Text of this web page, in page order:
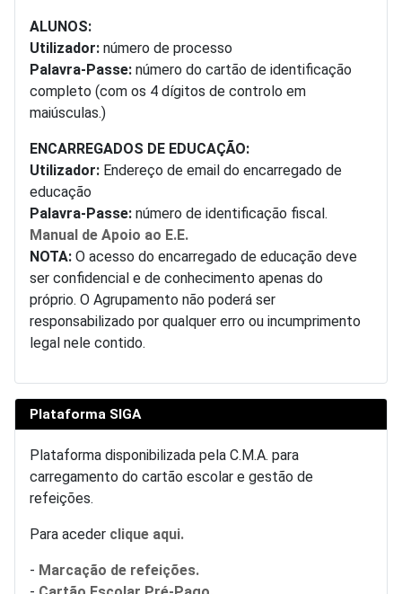
ALUNOS:
Utilizador: número de processo
Palavra-Passe: número do cartão de identificação
completo (com os 4 dígitos de controlo em
maiúsculas.)
ENCARREGADOS DE EDUCAÇÃO:
Utilizador: Endereço de email do encarregado de
educação
Palavra-Passe: número de identificação fiscal.
Manual de Apoio ao E.E.
NOTA: O acesso do encarregado de educação deve
ser confidencial e de conhecimento apenas do
próprio. O Agrupamento não poderá ser
responsabilizado por qualquer erro ou incumprimento
legal nele contido.
Plataforma SIGA
Plataforma disponibilizada pela C.M.A. para
carregamento do cartão escolar e gestão de
refeições.
Para aceder clique aqui.
- Marcação de refeições.